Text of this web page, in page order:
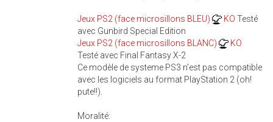
Jeux PS2 (face microsillons BLEU) KO Testé
avec Gunbird Special Edition
Jeux PS2 (face microsillons BLANC)
KO
Testé avec Final Fantasy X-2
Ce modèle de systeme PS3 n'est pas compatible
avec les logiciels au format PlayStation 2 (oh!
pute!!).
Moralité: